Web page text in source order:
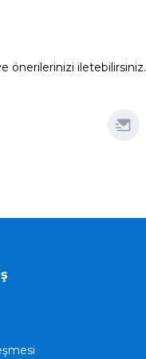
önerilerinizi iletebilirsiniz.